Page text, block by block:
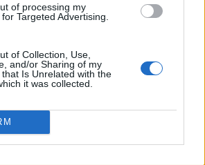
of processing my
Targeted Advertising.
of Collection, Use,
and/or Sharing of my
Is Unrelated with the
it was collected.
consultabile in questo portale è di nostra proprietà.
presenti su "Juventus Magazine" sono in parte giunti
ed autorizzati alla pubblicazione, e quindi valutati
o gli autori avessero qualcosa in contrario alla
da segnalarlo alla redazione (indirizzo email:
), che provvederà prontamente alla rimozione.
testata giornalistica, ma un sito di informazione di
non è in alcun modo collegato alla Juventus S.p.A., che